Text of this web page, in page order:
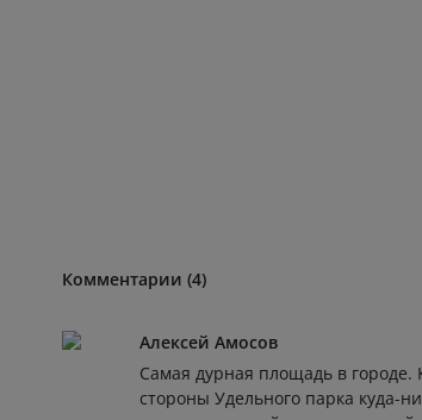
Комментарии (4)
Алексей Амосов
Самая дурная площадь в городе.
стороны Удельного парка куда-